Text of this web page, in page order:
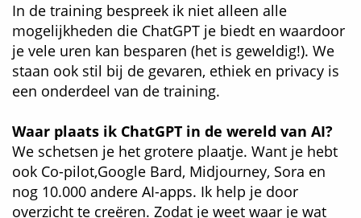
In de training bespreek ik niet alleen alle
mogelijkheden die ChatGPT je biedt en waardoor
je vele uren kan besparen (het is geweldig!). We
staan ook stil bij de gevaren, ethiek en privacy is
een onderdeel van de training.
Waar plaats ik ChatGPT in de wereld van AI?
We schetsen je het grotere plaatje. Want je hebt
ook Co-pilot,Google Bard, Midjourney, Sora en
nog 10.000 andere AI-apps. Ik help je door
overzicht te creëren. Zodat je weet waar je wat